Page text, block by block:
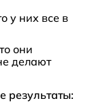
у них все в
они
делают
результаты: